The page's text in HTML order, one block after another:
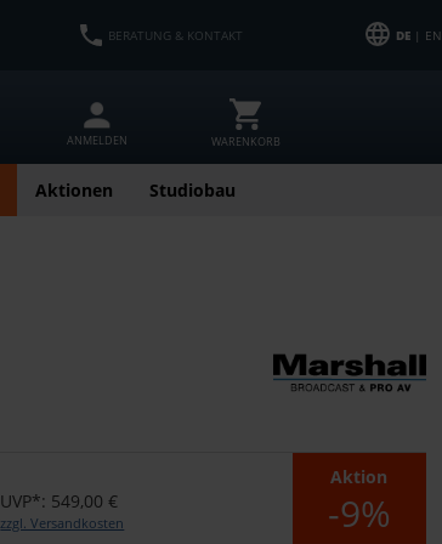
BERATUNG & KONTAKT DE| EN
ANMELDEN WARENKORB
Aktionen Studiobau
UVP*: 549,00 €
zzgl. Versandkosten
Aktion
-9%